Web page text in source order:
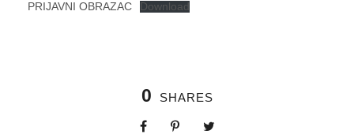
PRIJAVNI OBRAZAC
Download
0 SHARES